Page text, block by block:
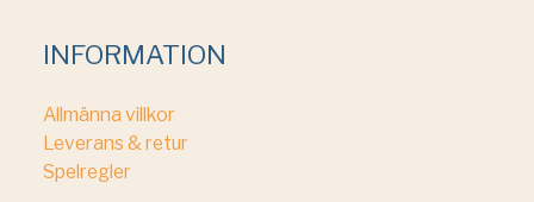
INFORMATION
Allmänna villkor
Leverans & retur
Spelregler